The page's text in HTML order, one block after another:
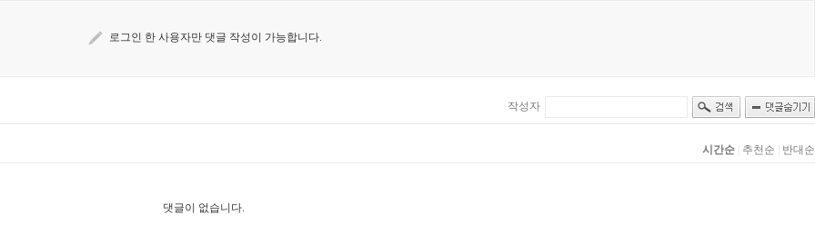
로그인 한 사용자만 댓글 작성이 가능합니다.
작성자
시간순 추천순 반대순
댓글이 없습니다.